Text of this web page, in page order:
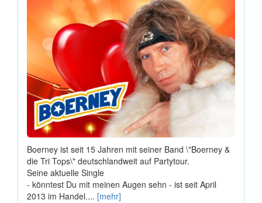
Boerney ist seit 15 Jahren mit seiner Band \"Boerney &
die Tri Tops\" deutschlandweit auf Partytour.
Seine aktuelle Single
- könntest Du mit meinen Augen sehn - ist seit April
2013 im Handel.... [mehr]